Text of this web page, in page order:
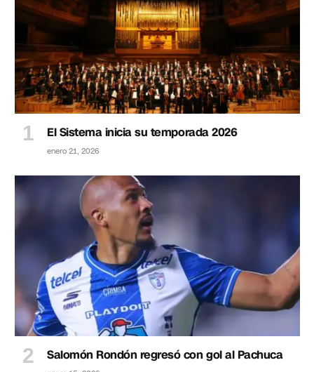
El Sistema inicia su temporada 2026
enero 21, 2026
Salomón Rondón regresó con gol al Pachuca